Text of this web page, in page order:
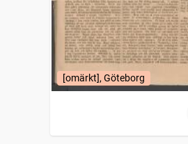
[omärkt], Göteborg